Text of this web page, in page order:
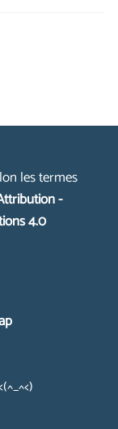
les termes
-
4.0